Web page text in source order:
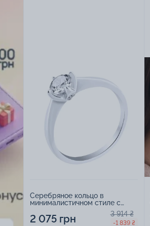
Серебряное кольцо в
минималистичном стиле с
2 075 грн 3 914 ₴
-1 839 ₴